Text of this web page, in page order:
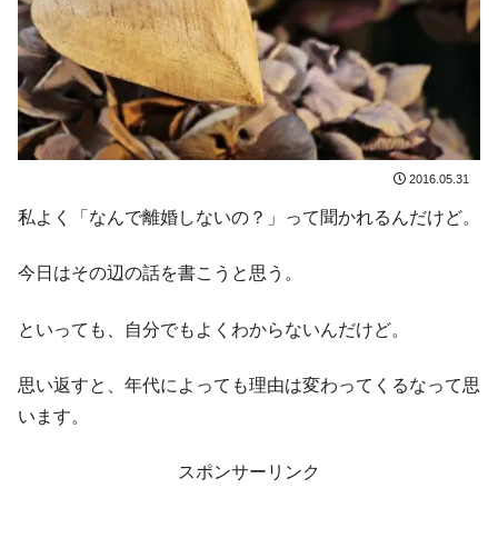
2016.05.31
私よく「なんで離婚しないの？」って聞かれるんだけど。
今日はその辺の話を書こうと思う。
といっても、自分でもよくわからないんだけど。
思い返すと、年代によっても理由は変わってくるなって思
います。
スポンサーリンク